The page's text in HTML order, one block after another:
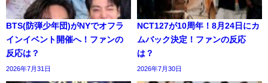
BTS(防弾少年団)がNYでオフラ
インイベント開催へ！ファンの
反応は？
2026年7月31日
NCT127が10周年！8月24日にカ
ムバック決定！ファンの反応
は？
2026年7月30日